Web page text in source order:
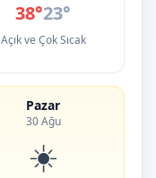
38°23°
Açık ve Çok Sıcak
Pazar
30 Ağu
☀️